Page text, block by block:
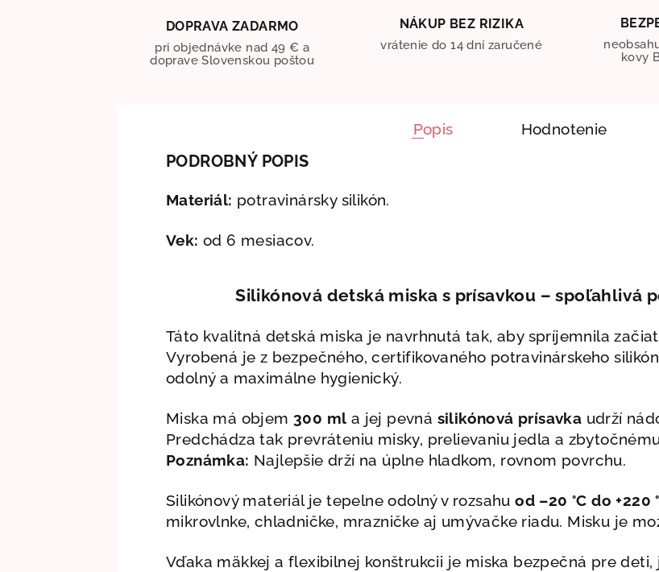
DOPRAVA ZADARMO
pri objednávke nad 49 € a
doprave Slovenskou poštou
NÁKUP BEZ RIZIKA
vrátenie do 14 dní zaručené
kovy
Popis Hodnotenie
PODROBNÝ POPIS
Materiál: potravinársky silikón.
Vek: od 6 mesiacov.
Silikónová detská miska s prísavkou – spoľahlivá
Táto kvalitná detská miska je navrhnutá tak, aby spríjemnila
Vyrobená je z bezpečného, certifikovaného potravinárskeho
odolný a maximálne hygienický.
Miska má objem 300 ml a jej pevná silikónová prísavka udrží
Predchádza tak prevráteniu misky, prelievaniu jedla a
Poznámka: Najlepšie drží na úplne hladkom, rovnom povrchu.
Silikónový materiál je tepelne odolný v rozsahuod –20 °C do +220
mikrovlnke, chladničke, mrazničke aj umývačke riadu. Misku je
Vďaka mäkkej a flexibilnej konštrukcii je miska bezpečná pre